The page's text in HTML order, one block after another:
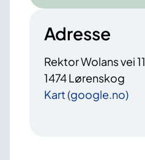
Adresse
Rektor Wolans vei 11
1474 Lørenskog
Kart (google.no)